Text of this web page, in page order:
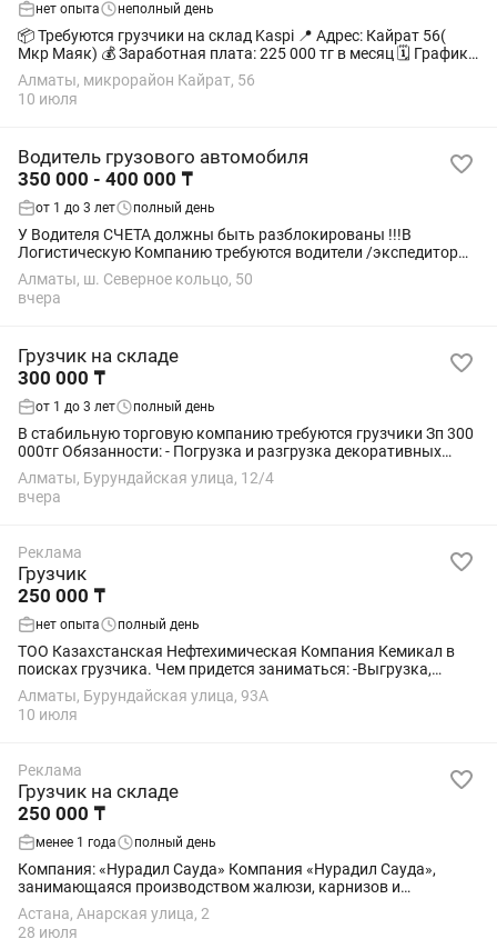
нет опыта неполный день
📦 Требуются грузчики на склад Kaspi 📍 Адрес: Кайрат 56(
Мкр Маяк) 💰 Заработная плата: 225 000 тг в месяц 🗓 График
работы: 2/2 🕙 Время работы: 10:00 до 22:00+обед за счет
компании ✅...
Алматы, микрорайон Кайрат, 56
10 июля
Водитель грузового автомобиля
350 000 - 400 000 ₸
от 1 до 3 лет полный день
У Водителя СЧЕТА должны быть разблокированы !!!В
Логистическую Компанию требуются водители /экспедиторы
на авто работодателя , для доставки товаров по магазинам ,
погрузка / разгрузка силами...
Алматы, ш. Северное кольцо, 50
вчера
Грузчик на складе
300 000 ₸
от 1 до 3 лет полный день
В стабильную торговую компанию требуются грузчики Зп 300
000тг Обязанности: - Погрузка и разгрузка декоративных
панелей - Перемещение товара по складу - Поддержание
порядка на рабочем месте...
Алматы, Бурундайская улица, 12/4
вчера
Реклама
Грузчик
250 000 ₸
нет опыта полный день
ТОО Казахстанская Нефтехимическая Компания Кемикал в
поисках грузчика. Чем придется заниматься: -Выгрузка,
загрузка сырья и готовой продукции; -Выкладка готовой
продукции; - уборка...
Алматы, Бурундайская улица, 93А
10 июля
Реклама
Грузчик на складе
250 000 ₸
менее 1 года полный день
Компания: «Нурадил Сауда» Компания «Нурадил Сауда»,
занимающаяся производством жалюзи, карнизов и
комплектующих, в связи с открытием регионального филиала
в г. Астана приглашает на работу...
Астана, Анарская улица, 2
28 июля